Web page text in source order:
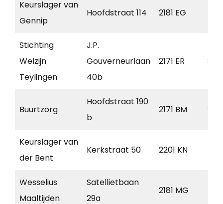
Keurslager van
Gennip
Hoofdstraat 114 2181 EG
Stichting
Welzijn
Teylingen
J.P.
Gouverneurlaan
40b
2171 ER
Buurtzorg
Hoofdstraat 190
b
2171 BM
Keurslager van
der Bent
Kerkstraat 50 2201 KN
Wesselius
Maaltijden
Satellietbaan
29a
2181 MG